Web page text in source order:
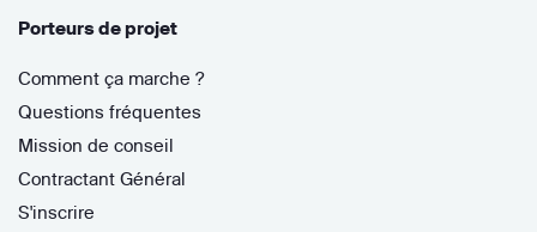
Porteurs de projet
Comment ça marche ?
Questions fréquentes
Mission de conseil
Contractant Général
S'inscrire